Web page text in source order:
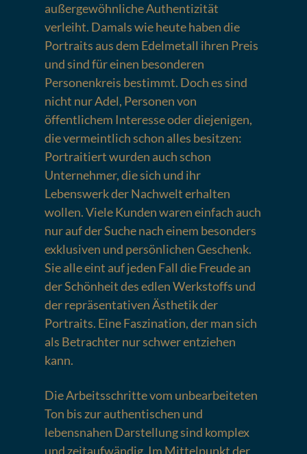
außergewöhnliche Authentizität
verleiht. Damals wie heute haben die
Portraits aus dem Edelmetall ihren Preis
und sind für einen besonderen
Personenkreis bestimmt. Doch es sind
nicht nur Adel, Personen von
öffentlichem Interesse oder diejenigen,
die vermeintlich schon alles besitzen:
Portraitiert wurden auch schon
Unternehmer, die sich und ihr
Lebenswerk der Nachwelt erhalten
wollen. Viele Kunden waren einfach auch
nur auf der Suche nach einem besonders
exklusiven und persönlichen Geschenk.
Sie alle eint auf jeden Fall die Freude an
der Schönheit des edlen Werkstoffs und
der repräsentativen Ästhetik der
Portraits. Eine Faszination, der man sich
als Betrachter nur schwer entziehen
kann.
Die Arbeitsschritte vom unbearbeiteten
Ton bis zur authentischen und
lebensnahen Darstellung sind komplex
und zeitaufwändig. Im Mittelpunkt der